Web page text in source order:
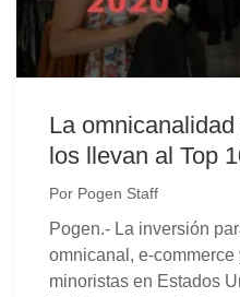
La
los llevan al Top
Por Pogen Staff
Pogen.- La inversión
omnicanal, e-
minoristas en Estados